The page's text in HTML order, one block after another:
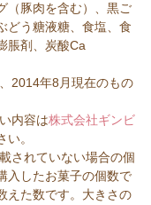
（豚肉を含む）、黒ご
どう糖液糖、食塩、食
脹剤、炭酸Ca
内容は株式会社ギンビ
い。
入したお菓子の個数で
えた数です。大きさの